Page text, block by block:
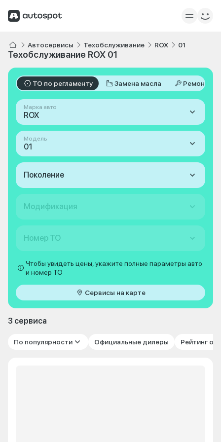
Автосервисы Техобслуживание ROX 01
Техобслуживание ROX 01
ТО по регламенту Замена масла Ремонт
Марка авто
ROX
Модель
01
Поколение
Модификация
Номер ТО
Чтобы увидеть цены, укажите полные параметры авто
и номер ТО
Сервисы на карте
3 сервиса
По популярности Официальные дилеры Рейтинг